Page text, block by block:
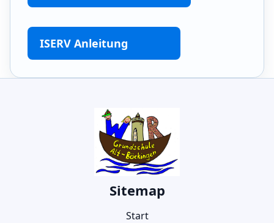
ISERV Anleitung
Sitemap
Start